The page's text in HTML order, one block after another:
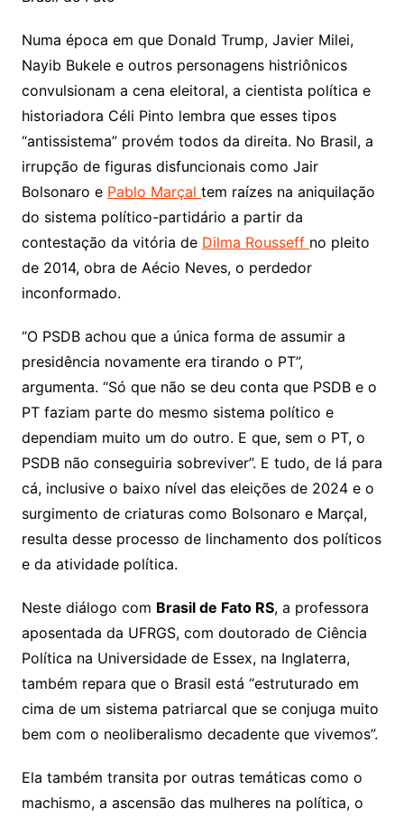
Numa época em que Donald Trump, Javier Milei,
Nayib Bukele e outros personagens histriônicos
convulsionam a cena eleitoral, a cientista política e
historiadora Céli Pinto lembra que esses tipos
“antissistema” provém todos da direita. No Brasil, a
irrupção de figuras disfuncionais como Jair
Bolsonaro e Pablo Marçal tem raízes na aniquilação
do sistema político-partidário a partir da
contestação da vitória de Dilma Rousseff no pleito
de 2014, obra de Aécio Neves, o perdedor
inconformado.
“O PSDB achou que a única forma de assumir a
presidência novamente era tirando o PT”,
argumenta. “Só que não se deu conta que PSDB e o
PT faziam parte do mesmo sistema político e
dependiam muito um do outro. E que, sem o PT, o
PSDB não conseguiria sobreviver”. E tudo, de lá para
cá, inclusive o baixo nível das eleições de 2024 e o
surgimento de criaturas como Bolsonaro e Marçal,
resulta desse processo de linchamento dos políticos
e da atividade política.
Neste diálogo com Brasil de Fato RS, a professora
aposentada da UFRGS, com doutorado de Ciência
Política na Universidade de Essex, na Inglaterra,
também repara que o Brasil está “estruturado em
cima de um sistema patriarcal que se conjuga muito
bem com o neoliberalismo decadente que vivemos”.
Ela também transita por outras temáticas como o
machismo, a ascensão das mulheres na política, o